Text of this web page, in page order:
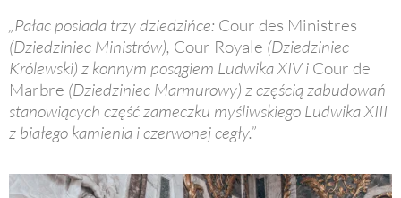
,
0
0
z
ł
z
ł
.
„Pałac posiada trzy dziedzińce: Cour des Ministres
(Dziedziniec Ministrów), Cour Royale (Dziedziniec
Królewski) z konnym posągiem Ludwika XIV i Cour de
Marbre (Dziedziniec Marmurowy) z częścią zabudowań
stanowiących część zameczku myśliwskiego Ludwika XIII
z białego kamienia i czerwonej cegły.”